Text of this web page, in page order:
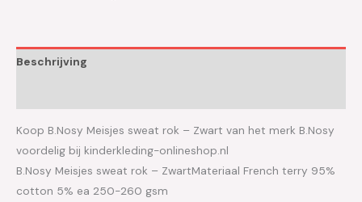
Beschrijving
Koop B.Nosy Meisjes sweat rok – Zwart van het merk B.Nosy
voordelig bij kinderkleding-onlineshop.nl
B.Nosy Meisjes sweat rok – ZwartMateriaal French terry 95%
cotton 5% ea 250-260 gsm